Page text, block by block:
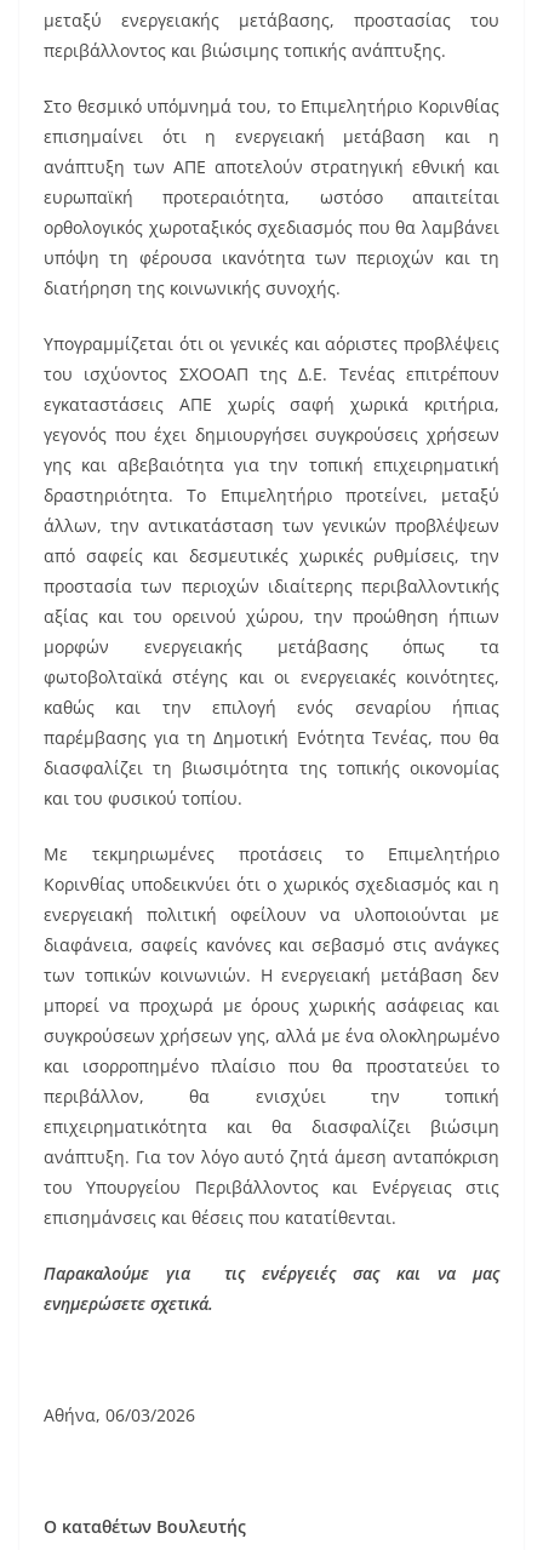
μεταξύ ενεργειακής μετάβασης, προστασίας του
περιβάλλοντος και βιώσιμης τοπικής ανάπτυξης.
Στο θεσμικό υπόμνημά του, το Επιμελητήριο Κορινθίας
επισημαίνει ότι η ενεργειακή μετάβαση και η
ανάπτυξη των ΑΠΕ αποτελούν στρατηγική εθνική και
ευρωπαϊκή προτεραιότητα, ωστόσο απαιτείται
ορθολογικός χωροταξικός σχεδιασμός που θα λαμβάνει
υπόψη τη φέρουσα ικανότητα των περιοχών και τη
διατήρηση της κοινωνικής συνοχής.
Υπογραμμίζεται ότι οι γενικές και αόριστες προβλέψεις
του ισχύοντος ΣΧΟΟΑΠ της Δ.Ε. Τενέας επιτρέπουν
εγκαταστάσεις ΑΠΕ χωρίς σαφή χωρικά κριτήρια,
γεγονός που έχει δημιουργήσει συγκρούσεις χρήσεων
γης και αβεβαιότητα για την τοπική επιχειρηματική
δραστηριότητα. Το Επιμελητήριο προτείνει, μεταξύ
άλλων, την αντικατάσταση των γενικών προβλέψεων
από σαφείς και δεσμευτικές χωρικές ρυθμίσεις, την
προστασία των περιοχών ιδιαίτερης περιβαλλοντικής
αξίας και του ορεινού χώρου, την προώθηση ήπιων
μορφών ενεργειακής μετάβασης όπως τα
φωτοβολταϊκά στέγης και οι ενεργειακές κοινότητες,
καθώς και την επιλογή ενός σεναρίου ήπιας
παρέμβασης για τη Δημοτική Ενότητα Τενέας, που θα
διασφαλίζει τη βιωσιμότητα της τοπικής οικονομίας
και του φυσικού τοπίου.
Με τεκμηριωμένες προτάσεις το Επιμελητήριο
Κορινθίας υποδεικνύει ότι ο χωρικός σχεδιασμός και η
ενεργειακή πολιτική οφείλουν να υλοποιούνται με
διαφάνεια, σαφείς κανόνες και σεβασμό στις ανάγκες
των τοπικών κοινωνιών. Η ενεργειακή μετάβαση δεν
μπορεί να προχωρά με όρους χωρικής ασάφειας και
συγκρούσεων χρήσεων γης, αλλά με ένα ολοκληρωμένο
και ισορροπημένο πλαίσιο που θα προστατεύει το
περιβάλλον, θα ενισχύει την τοπική
επιχειρηματικότητα και θα διασφαλίζει βιώσιμη
ανάπτυξη. Για τον λόγο αυτό ζητά άμεση ανταπόκριση
του Υπουργείου Περιβάλλοντος και Ενέργειας στις
επισημάνσεις και θέσεις που κατατίθενται.
Παρακαλούμε για τις ενέργειές σας και να μας
ενημερώσετε σχετικά.
Αθήνα, 06/03/2026
Ο καταθέτων Βουλευτής